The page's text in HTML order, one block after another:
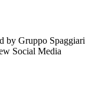
by Gruppo Spaggiari
Social Media